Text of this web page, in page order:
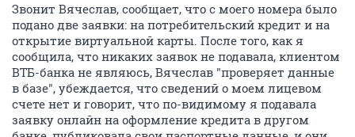
Звонит Вячеслав, сообщает, что с моего номера было
подано две заявки: на потребительский кредит и на
открытие виртуальной карты. После того, как я
сообщила, что никаких заявок не подавала, клиентом
ВТБ-банка не являюсь, Вячеслав "проверяет данные
в базе", убеждается, что сведений о моем лицевом
счете нет и говорит, что по-видимому я подавала
заявку онлайн на оформление кредита в другом